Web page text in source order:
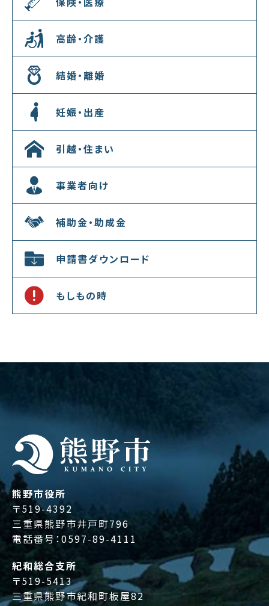
高齢・介護
結婚・離婚
妊娠・出産
引越・住まい
事業者向け
補助金・助成金
申請書ダウンロード
もしもの時
熊野市役所
〒519-4392
三重県熊野市井戸町796
電話番号：0597-89-4111
紀和総合支所
〒519-5413
三重県熊野市紀和町板屋82